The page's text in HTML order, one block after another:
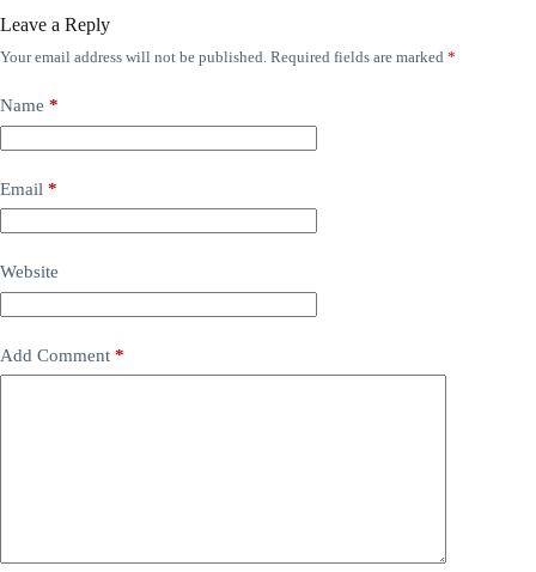
Leave a Reply
Your email address will not be published. Required fields are marked *
Name *
Email *
Website
Add Comment *